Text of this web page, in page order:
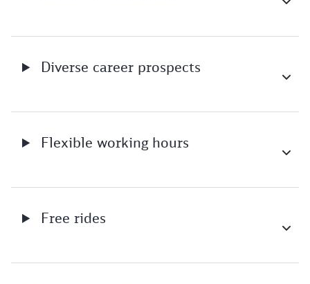
Diverse career prospects
Flexible working hours
Free rides